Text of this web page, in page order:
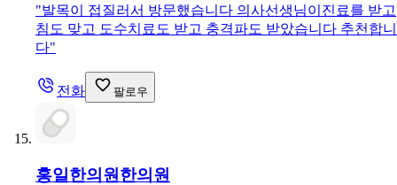
"발목이 접질러서 방문했습니다 의사선생님이진료를 받고
침도 맞고 도수치료도 받고 충격파도 받았습니다 추천합니
다"
전화 팔로우
홍일한의원 한의원